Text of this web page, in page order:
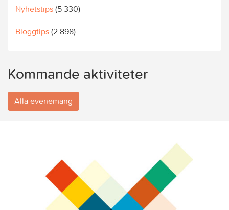
Nyhetstips (5 330)
Bloggtips (2 898)
Kommande aktiviteter
Alla evenemang